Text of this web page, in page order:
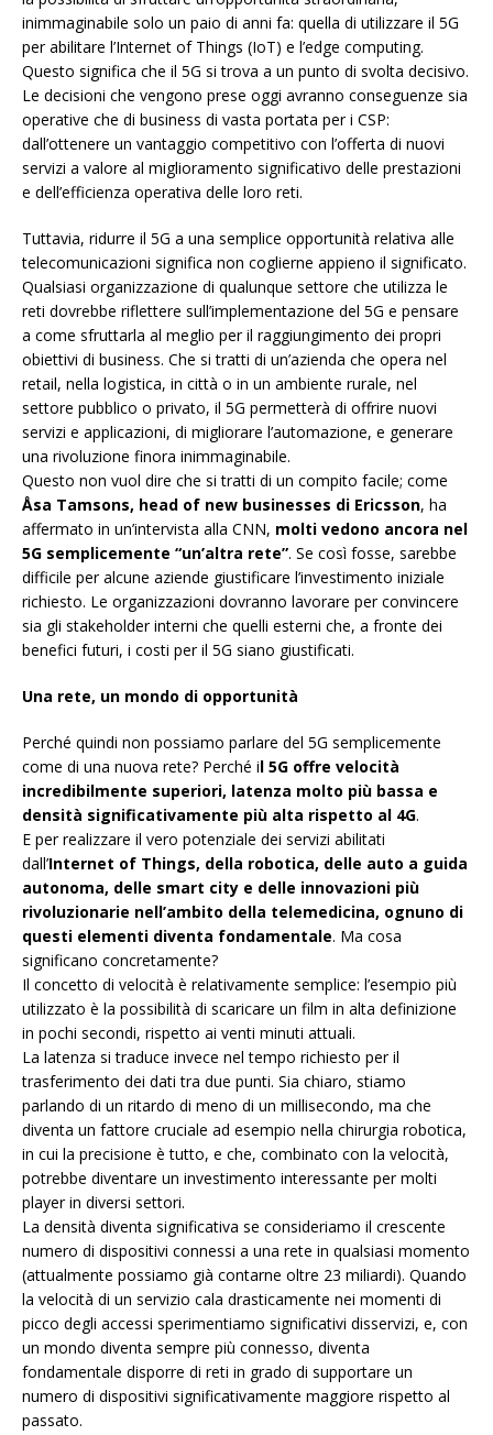
inimmaginabile solo un paio di anni fa: quella di utilizzare il 5G
per abilitare l’Internet of Things (IoT) e l’edge computing.
Questo significa che il 5G si trova a un punto di svolta decisivo.
Le decisioni che vengono prese oggi avranno conseguenze sia
operative che di business di vasta portata per i CSP:
dall’ottenere un vantaggio competitivo con l’offerta di nuovi
servizi a valore al miglioramento significativo delle prestazioni
e dell’efficienza operativa delle loro reti.
Tuttavia, ridurre il 5G a una semplice opportunità relativa alle
telecomunicazioni significa non coglierne appieno il significato.
Qualsiasi organizzazione di qualunque settore che utilizza le
reti dovrebbe riflettere sull’implementazione del 5G e pensare
a come sfruttarla al meglio per il raggiungimento dei propri
obiettivi di business. Che si tratti di un’azienda che opera nel
retail, nella logistica, in città o in un ambiente rurale, nel
settore pubblico o privato, il 5G permetterà di offrire nuovi
servizi e applicazioni, di migliorare l’automazione, e generare
una rivoluzione finora inimmaginabile.
Questo non vuol dire che si tratti di un compito facile; come
Åsa Tamsons, head of new businesses di Ericsson, ha
affermato in un’intervista alla CNN, molti vedono ancora nel
5G semplicemente “un’altra rete”. Se così fosse, sarebbe
difficile per alcune aziende giustificare l’investimento iniziale
richiesto. Le organizzazioni dovranno lavorare per convincere
sia gli stakeholder interni che quelli esterni che, a fronte dei
benefici futuri, i costi per il 5G siano giustificati.
Una rete, un mondo di opportunità
Perché quindi non possiamo parlare del 5G semplicemente
come di una nuova rete? Perché il 5G offre velocità
incredibilmente superiori, latenza molto più bassa e
densità significativamente più alta rispetto al 4G.
E per realizzare il vero potenziale dei servizi abilitati
dall’Internet of Things, della robotica, delle auto a guida
autonoma, delle smart city e delle innovazioni più
rivoluzionarie nell’ambito della telemedicina, ognuno di
questi elementi diventa fondamentale. Ma cosa
significano concretamente?
Il concetto di velocità è relativamente semplice: l’esempio più
utilizzato è la possibilità di scaricare un film in alta definizione
in pochi secondi, rispetto ai venti minuti attuali.
La latenza si traduce invece nel tempo richiesto per il
trasferimento dei dati tra due punti. Sia chiaro, stiamo
parlando di un ritardo di meno di un millisecondo, ma che
diventa un fattore cruciale ad esempio nella chirurgia robotica,
in cui la precisione è tutto, e che, combinato con la velocità,
potrebbe diventare un investimento interessante per molti
player in diversi settori.
La densità diventa significativa se consideriamo il crescente
numero di dispositivi connessi a una rete in qualsiasi momento
(attualmente possiamo già contarne oltre 23 miliardi). Quando
la velocità di un servizio cala drasticamente nei momenti di
picco degli accessi sperimentiamo significativi disservizi, e, con
un mondo diventa sempre più connesso, diventa
fondamentale disporre di reti in grado di supportare un
numero di dispositivi significativamente maggiore rispetto al
passato.